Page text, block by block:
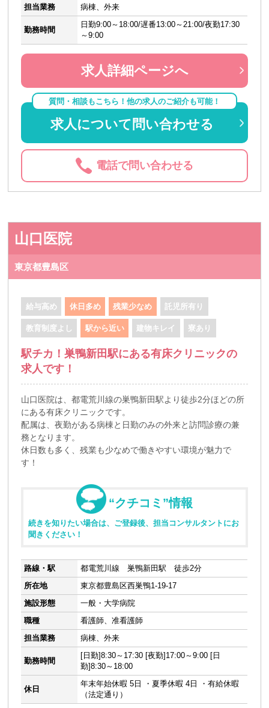
担当業務
病棟、外来
勤務時間
日勤9:00～18:00/遅番13:00～21:00/夜勤17:30
～9:00
求人詳細ページへ
質問・相談もこちら！他の求人のご紹介も可能！
求人について問い合わせる
電話で問い合わせる
山口医院
東京都豊島区
給与高め 休日多め 残業少なめ 託児所有り
教育制度よし 駅から近い 建物キレイ 寮あり
駅チカ！巣鴨新田駅にある有床クリニックの
求人です！
山口医院は、都電荒川線の巣鴨新田駅より徒歩2分ほどの所
にある有床クリニックです。
配属は、夜勤がある病棟と日勤のみの外来と訪問診療の兼
務となります。
休日数も多く、残業も少なめで働きやすい環境が魅力で
す！
“クチコミ”情報
続きを知りたい場合は、ご登録後、担当コンサルタントにお
聞きください！
路線・駅
都電荒川線 巣鴨新田駅 徒歩2分
所在地
東京都豊島区西巣鴨1-19-17
施設形態
一般・大学病院
職種
看護師、准看護師
担当業務
病棟、外来
勤務時間
[日勤]8:30～17:30 [夜勤]17:00～9:00 [日
勤]8:30～18:00
休日
年末年始休暇 5日 ・夏季休暇 4日 ・有給休暇
（法定通り）